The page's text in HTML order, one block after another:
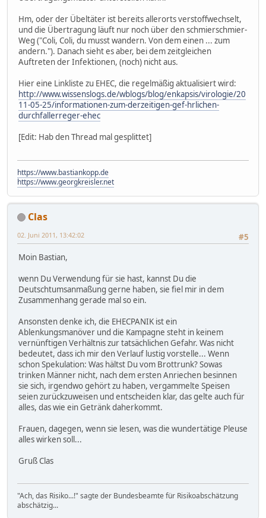
Hm, oder der Übeltäter ist bereits allerorts verstoffwechselt,
und die Übertragung läuft nur noch über den schmierschmier-
Weg ("Coli, Coli, du musst wandern. Von dem einen ... zum
andern."). Danach sieht es aber, bei dem zeitgleichen
Auftreten der Infektionen, (noch) nicht aus.
Hier eine Linkliste zu EHEC, die regelmäßig aktualisiert wird:
http://www.wissenslogs.de/wblogs/blog/enkapsis/virologie/20
11-05-25/informationen-zum-derzeitigen-gef-hrlichen-
durchfallerreger-ehec
[Edit: Hab den Thread mal gesplittet]
https://www.bastiankopp.de
https://www.georgkreisler.net
Clas
#5
02. Juni 2011, 13:42:02
Moin Bastian,
wenn Du Verwendung für sie hast, kannst Du die
Deutschtumsanmaßung gerne haben, sie fiel mir in dem
Zusammenhang gerade mal so ein.
Ansonsten denke ich, die EHECPANIK ist ein
Ablenkungsmanöver und die Kampagne steht in keinem
vernünftigen Verhältnis zur tatsächlichen Gefahr. Was nicht
bedeutet, dass ich mir den Verlauf lustig vorstelle... Wenn
schon Spekulation: Was hältst Du vom Brottrunk? Sowas
trinken Männer nicht, nach dem ersten Anriechen besinnen
sie sich, irgendwo gehört zu haben, vergammelte Speisen
seien zurückzuweisen und entscheiden klar, das gelte auch für
alles, das wie ein Getränk daherkommt.
Frauen, dagegen, wenn sie lesen, was die wundertätige Pleuse
alles wirken soll...
Gruß Clas
"Ach, das Risiko...!" sagte der Bundesbeamte für Risikoabschätzung
abschätzig...